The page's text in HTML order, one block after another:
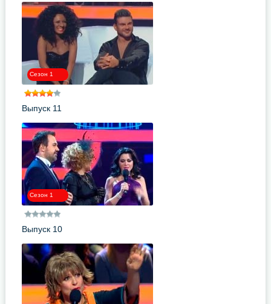
Сезон 1
Выпуск 11
Сезон 1
Выпуск 10